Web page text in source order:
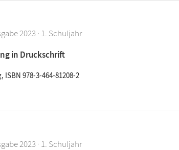
2023 · 1. Schuljahr
in Druckschrift
ISBN 978-3-464-81208-2
2023 · 1. Schuljahr